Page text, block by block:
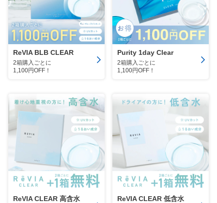
ReVIA BLB CLEAR
2箱購入ごとに
1,100円OFF！
Purity 1day Clear
2箱購入ごとに
1,100円OFF！
ReVIA CLEAR 高含水 ReVIA CLEAR 低含水